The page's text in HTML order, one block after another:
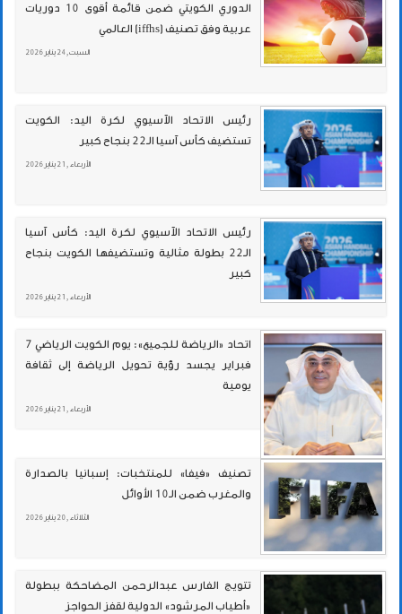
الدوري الكويتي ضمن قائمة أقوى 10 دوريات
عربية وفق تصنيف (iffhs) العالمي
السبت , 24 يناير 2026
رئيس الاتحاد الآسيوي لكرة اليد: الكويت
تستضيف كأس آسيا الـ22 بنجاح كبير
الأربعاء , 21 يناير 2026
رئيس الاتحاد الآسيوي لكرة اليد: كأس آسيا
الـ22 بطولة مثالية وتستضيفها الكويت بنجاح
كبير
الأربعاء , 21 يناير 2026
اتحاد «الرياضة للجميع»: يوم الكويت الرياضي 7
فبراير يجسد رؤية تحويل الرياضة إلى ثقافة
يومية
الأربعاء , 21 يناير 2026
تصنيف «فيفا» للمنتخبات: إسبانيا بالصدارة
والمغرب ضمن الـ10 الأوائل
الثلاثاء , 20 يناير 2026
تتويج الفارس عبدالرحمن المضاحكة ببطولة
«أطياب المرشود» الدولية لقفز الحواجز